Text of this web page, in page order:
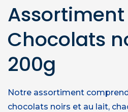
Assortiment
Chocolats
200g
Notre assortiment
chocolats noirs et au lait,